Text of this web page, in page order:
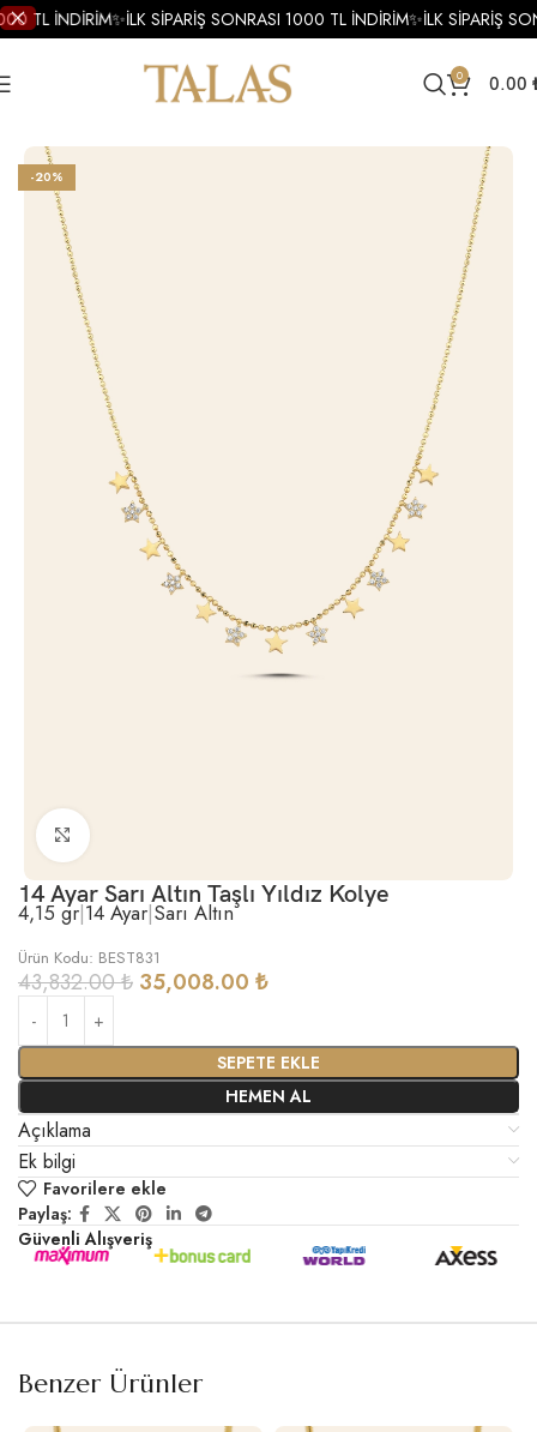
0 0.00
Altın Kolye Altın Zincir Kolye
-20%
Büyütmek için tıklayın
14 Ayar Sarı Altın Taşlı Yıldız Kolye
4,15 gr|14 Ayar|Sarı Altın
Ürün Kodu: BEST831
43,832.00₺ 35,008.00 ₺
SEPETE EKLE
HEMEN AL
Açıklama
Ek bilgi
Favorilere ekle
Paylaş:
Güvenli Alışveriş
Benzer Ürünler
TL İNDİRİM✨İLK SİPARİŞ SONRASI 1000 TL İNDİRİM✨İLK SİPARİŞ